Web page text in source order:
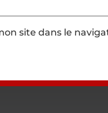
site dans le